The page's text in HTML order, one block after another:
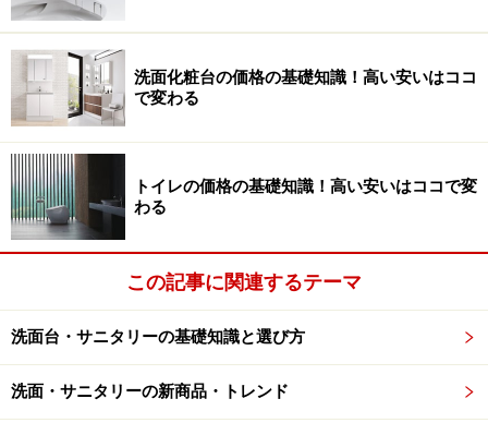
トイレ空間に設置する手洗器は、いくつかのタイプに分
名称は異なりますが、主に、手洗器（ボウル）のみのタ
イプ、手洗器と収納スペースなどのキャビネットが一体
ャビネットなどを自由に組み合わせることができるシス
テムタイプなどが挙げられるでしょう。メーカーによっ
ては、キャビネットタイプとシステムタイプの中間的な
商品もみられます。
■手洗器（ボウル）
洗面化粧台の価格の基礎知識！高い安いはココ
で変わる
トイレの価格の基礎知識！高い安いはココで変
わる
この記事に関連するテーマ
洗面台・サニタリーの基礎知識と選び方
洗面・サニタリーの新商品・トレンド